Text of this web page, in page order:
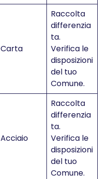
Carta
Raccolta
differenzia
ta.
Verifica le
disposizioni
del tuo
Comune.
Acciaio
Raccolta
differenzia
ta.
Verifica le
disposizioni
del tuo
Comune.